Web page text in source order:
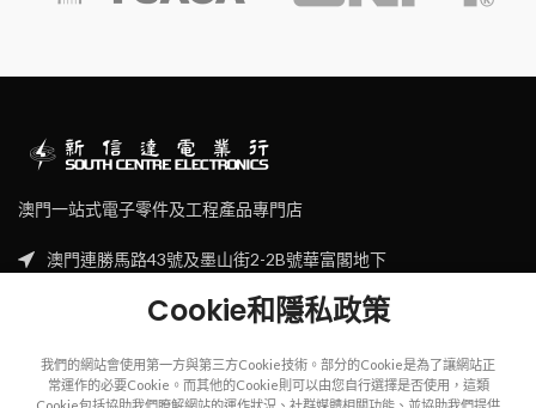
澳門一站式電子零件及工程產品專門店
澳門連勝馬路43號及墨山街2-2B號華富閣地下
Cookie和隱私政策
我們的網站會使用第一方與第三方Cookie技術。部分的Cookie是為了讓網站正
常運作的必要Cookie。而其他的Cookie則可以由您自行選擇是否使用，這類